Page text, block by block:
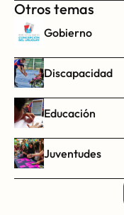
Otros temas
Gobierno
Discapacidad
Educación
Juventudes